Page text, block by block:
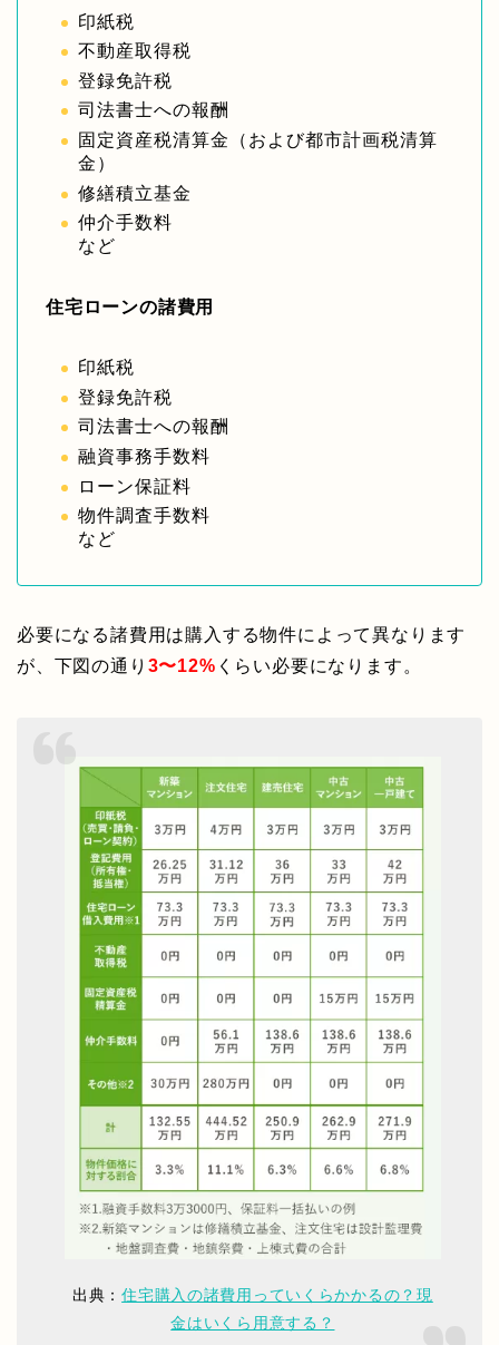
印紙税
不動産取得税
登録免許税
司法書士への報酬
固定資産税清算金（および都市計画税清算
金）
修繕積立基金
仲介手数料
など
住宅ローンの諸費用
印紙税
登録免許税
司法書士への報酬
融資事務手数料
ローン保証料
物件調査手数料
など
必要になる諸費用は購入する物件によって異なります
が、下図の通り 3〜12% くらい必要になります。
出典：住宅購入の諸費用っていくらかかるの？現
金はいくら用意する？